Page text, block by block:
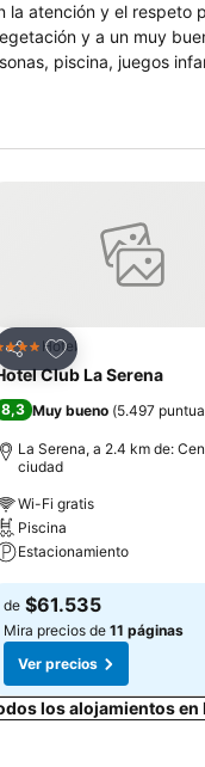
la atención y el respeto
y a un muy
piscina, juegos
Compartir
Agregar a
EstrellasHotel
Club La Serena
8,3 Muy bueno (5.497
La Serena, a 2.4 km de:
ciudad
Wi-Fi gratis
Piscina
Estacionamiento
Ver precios
de $61.535
Mira precios de 11 páginas
Ver precios
los alojamientos en